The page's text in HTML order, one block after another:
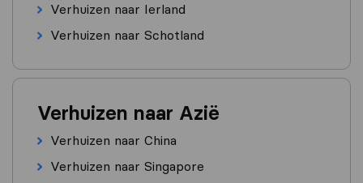
Verhuizen naar Ierland
Verhuizen naar Schotland
Verhuizen naar Azië
Verhuizen naar China
Verhuizen naar Singapore